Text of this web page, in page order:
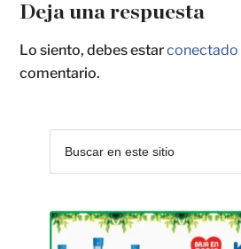
Deja una respuesta
Lo siento, debes estarconectado
comentario.